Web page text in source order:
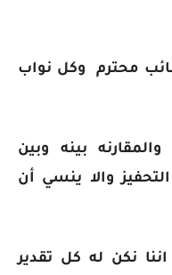
محترم وكل نواب
بينه وبين
والا ينسي أن
نكن له كل تقدير